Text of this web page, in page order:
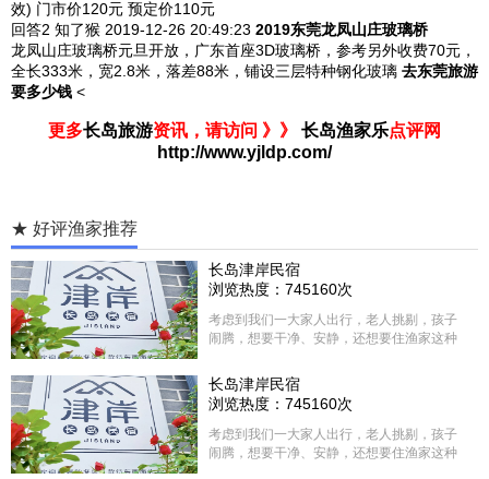
效) 门市价120元 预定价110元
回答2 知了猴 2019-12-26 20:49:23 2019东莞龙凤山庄玻璃桥
龙凤山庄玻璃桥元旦开放 ，广东首座3D玻璃桥，参考另外收费70元，
全长333米，宽2.8米，落差88米，铺设三层特种钢化玻璃 去东莞旅游
要多少钱 <
更多长岛旅游资讯，请访问 》》 长岛渔家乐点评网
http://www.yjldp.com/
★ 好评渔家推荐
长岛津岸民宿
浏览热度：745160次
考虑到我们一大家人出行，老人挑剔，孩子
闹腾，想要干净、安静，还想要住渔家这种
选择津岸民宿，实际体验客房很干净，饭菜
方面家里老人也很满意，整体饭菜给搭配的
很好，每顿饭也不重样的，海鲜确实是非常
的新鲜呢，另外值得一提的是，他家的海菜
包子非常好吃。 其实长岛可选的酒店、民宿
长岛津岸民宿
浏览热度：745160次
考虑到我们一大家人出行，老人挑剔，孩子
闹腾，想要干净、安静，还想要住渔家这种